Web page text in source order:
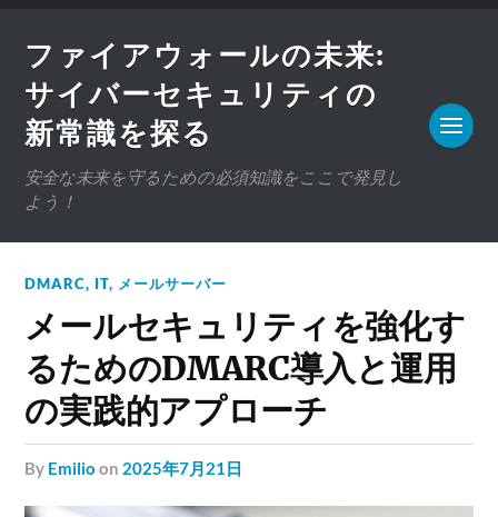
ファイアウォールの未来:
サイバーセキュリティの
新常識を探る
安全な未来を守るための必須知識をここで発見し
よう！
DMARC, IT, メールサーバー
メールセキュリティを強化す
るためのDMARC導入と運用
の実践的アプローチ
by Emilio on 2025年7月21日